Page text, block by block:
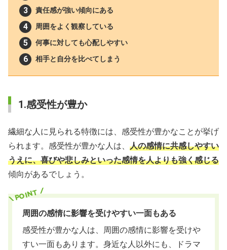
責任感が強い傾向にある
周囲をよく観察している
何事に対しても心配しやすい
相手と自分を比べてしまう
1.感受性が豊か
繊細な人に見られる特徴には、感受性が豊かなことが挙げ
られます。感受性が豊かな人は、 人の感情に共感しやすい
うえに、喜びや悲しみといった感情を人よりも強く感じる
傾向があるでしょう。
周囲の感情に影響を受けやすい一面もある
感受性が豊かな人は、周囲の感情に影響を受けや
すい一面もあります。身近な人以外にも、ドラマ